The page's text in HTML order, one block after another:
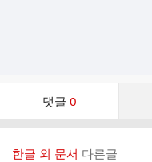
댓글 0
댓
한글 외 문서 다른글